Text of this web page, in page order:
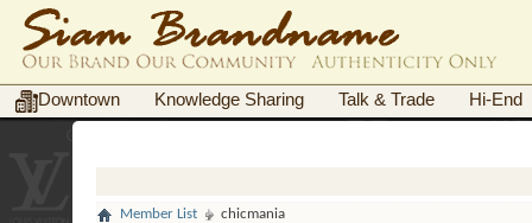
Downtown Knowledge Sharing Talk & Trade Hi-End
Member List chicmania